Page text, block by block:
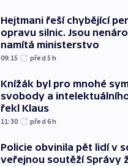
Hejtmani řeší chybějící
opravu silnic. Jsou
namítá ministerstvo
09:15 před 5h
Knížák byl pro mnohé
svobody a
řekl Klaus
11:30 před 6h
Policie obvinila pět lidí v
veřejnou soutěží Správy